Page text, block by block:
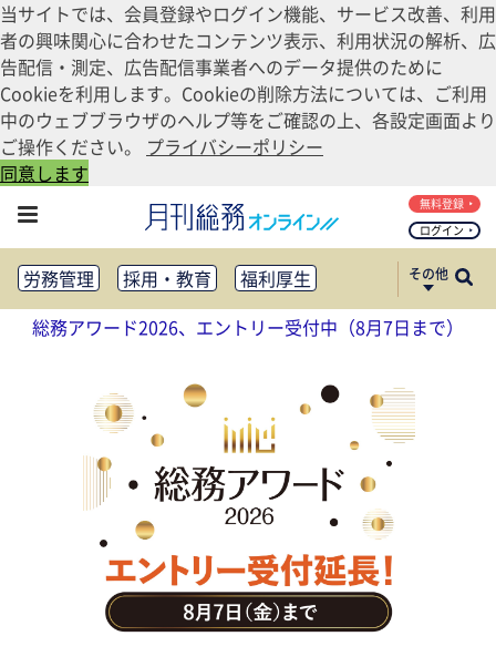
当サイトでは、会員登録やログイン機能、サービス改善、利用
者の興味関心に合わせたコンテンツ表示、利用状況の解析、広
告配信・測定、広告配信事業者へのデータ提供のために
Cookieを利用します。Cookieの削除方法については、ご利用
中のウェブブラウザのヘルプ等をご確認の上、各設定画面より
ご操作ください。 プライバシーポリシー
同意します
ログイン
無料登録
労務管理 採用・教育
福利厚生
健康経営
働き方改革
法務・コンプライアンス
リスクマネジメント・BCP
社外・社内広報
社外・社内コミュニケーション活性化
FM・オフィス移転
CSR・SDGs
テクノロジー活用・DX
助成金・補助金・コスト削減
アウトソーシング・BPO
調査・レポート
その他
総務アワード2026、エントリー受付中（8月7日まで）